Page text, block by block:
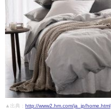
▲出典： http://www2.hm.com/ja_jp/home.html